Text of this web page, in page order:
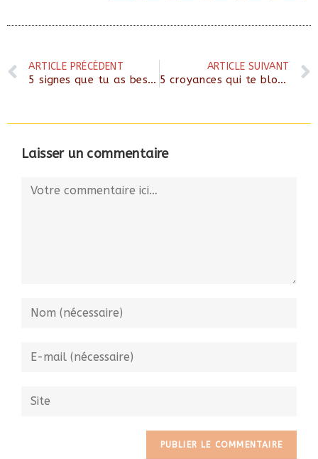
ARTICLE PRÉCÉDENT
5 signes que tu as besoin de retravailler ta stratégie Instagram
ARTICLE SUIVANT
5 croyances qui te bloquent dans la vente de ton offre
Laisser un commentaire